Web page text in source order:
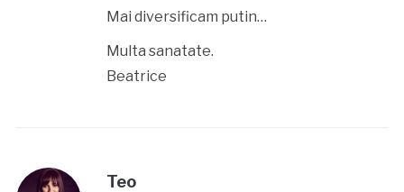
Mai diversificam putin…
Multa sanatate.
Beatrice
Teo